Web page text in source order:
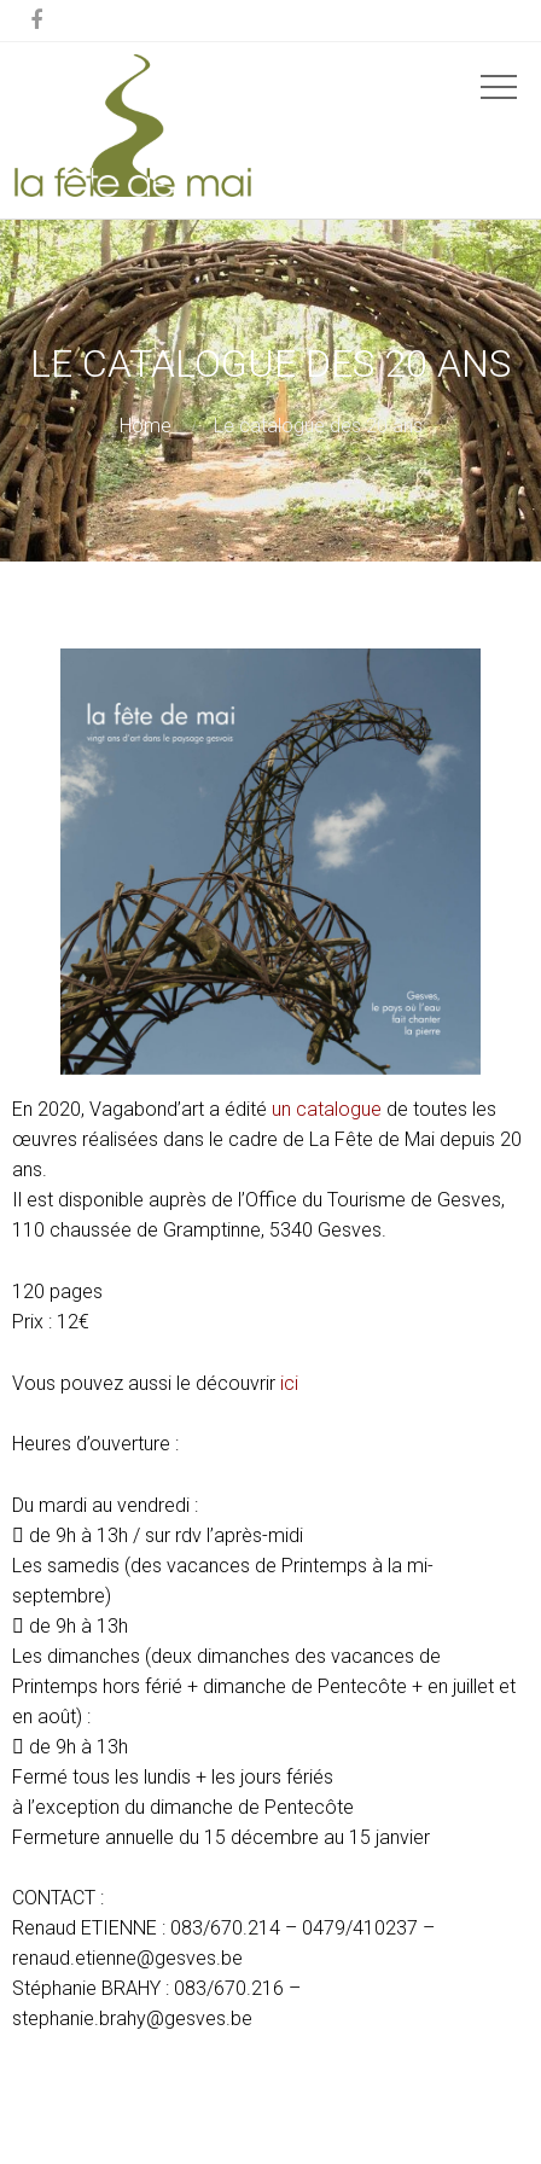

LE CATALOGUE DES 20 ANS
Home Le catalogue des 20 ans
En 2020, Vagabond’art a édité un catalogue de toutes les
œuvres réalisées dans le cadre de La Fête de Mai depuis 20
ans.
Il est disponible auprès de l’Office du Tourisme de Gesves,
110 chaussée de Gramptinne, 5340 Gesves.
120 pages
Prix : 12€
Vous pouvez aussi le découvrir ici
Heures d’ouverture :
Du mardi au vendredi :
 de 9h à 13h / sur rdv l’après-midi
Les samedis (des vacances de Printemps à la mi-
septembre)
 de 9h à 13h
Les dimanches (deux dimanches des vacances de
Printemps hors férié + dimanche de Pentecôte + en juillet et
en août) :
 de 9h à 13h
Fermé tous les lundis + les jours fériés
à l’exception du dimanche de Pentecôte
Fermeture annuelle du 15 décembre au 15 janvier
CONTACT :
Renaud ETIENNE : 083/670.214 – 0479/410237 –
renaud.etienne@gesves.be
Stéphanie BRAHY : 083/670.216 –
stephanie.brahy@gesves.be